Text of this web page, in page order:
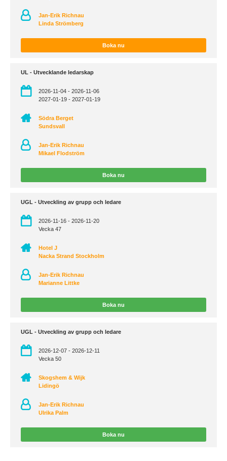
Jan-Erik Richnau
Linda Strömberg
Boka nu
UL - Utvecklande ledarskap
2026-11-04 - 2026-11-06
2027-01-19 - 2027-01-19
Södra Berget
Sundsvall
Jan-Erik Richnau
Mikael Flodström
Boka nu
UGL - Utveckling av grupp och ledare
2026-11-16 - 2026-11-20
Vecka 47
Hotel J
Nacka Strand Stockholm
Jan-Erik Richnau
Marianne Littke
Boka nu
UGL - Utveckling av grupp och ledare
2026-12-07 - 2026-12-11
Vecka 50
Skogshem & Wijk
Lidingö
Jan-Erik Richnau
Ulrika Palm
Boka nu